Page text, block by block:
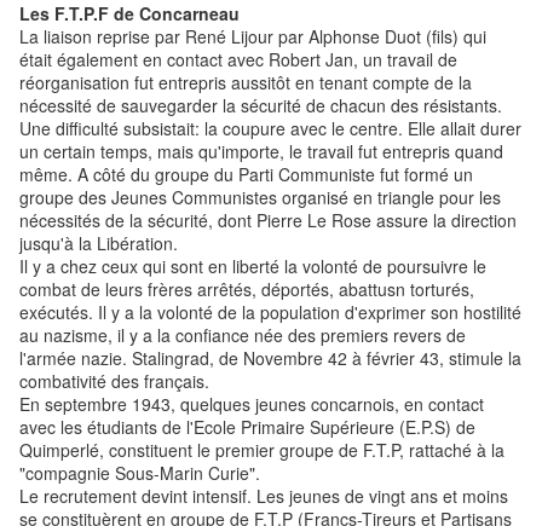
Les F.T.P.F de Concarneau
La liaison reprise par René Lijour par Alphonse Duot (fils) qui
était également en contact avec Robert Jan, un travail de
réorganisation fut entrepris aussitôt en tenant compte de la
nécessité de sauvegarder la sécurité de chacun des résistants.
Une difficulté subsistait: la coupure avec le centre. Elle allait durer
un certain temps, mais qu'importe, le travail fut entrepris quand
même. A côté du groupe du Parti Communiste fut formé un
groupe des Jeunes Communistes organisé en triangle pour les
nécessités de la sécurité, dont Pierre Le Rose assure la direction
jusqu'à la Libération.
Il y a chez ceux qui sont en liberté la volonté de poursuivre le
combat de leurs frères arrêtés, déportés, abattusn torturés,
exécutés. Il y a la volonté de la population d'exprimer son hostilité
au nazisme, il y a la confiance née des premiers revers de
l'armée nazie. Stalingrad, de Novembre 42 à février 43, stimule la
combativité des français.
En septembre 1943, quelques jeunes concarnois, en contact
avec les étudiants de l'Ecole Primaire Supérieure (E.P.S) de
Quimperlé, constituent le premier groupe de F.T.P, rattaché à la
"compagnie Sous-Marin Curie".
Le recrutement devint intensif. Les jeunes de vingt ans et moins
se constituèrent en groupe de F.T.P (Francs-Tireurs et Partisans